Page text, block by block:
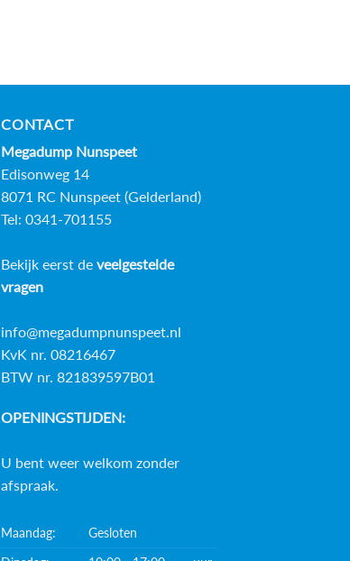
CONTACT
Megadump Nunspeet
Edisonweg 14
8071 RC Nunspeet (Gelderland)
Tel: 0341-701155
Bekijk eerst de veelgestelde
vragen
info@megadumpnunspeet.nl
KvK nr. 08216467
BTW nr. 821839597B01
OPENINGSTIJDEN:
U bent weer welkom zonder
afspraak.
Maandag:
Gesloten